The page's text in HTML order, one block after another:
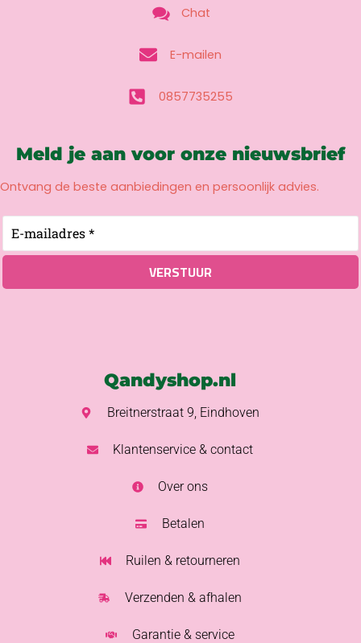
Chat
E-mailen
0857735255
Meld je aan voor onze nieuwsbrief
Ontvang de beste aanbiedingen en persoonlijk advies.
Qandyshop.nl
Breitnerstraat 9, Eindhoven
Klantenservice & contact
Over ons
Betalen
Ruilen & retourneren
Verzenden & afhalen
Garantie & service